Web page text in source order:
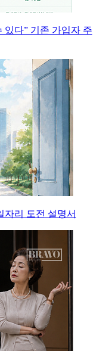
있다” 기존 가입자 주
자리 도전 설명서